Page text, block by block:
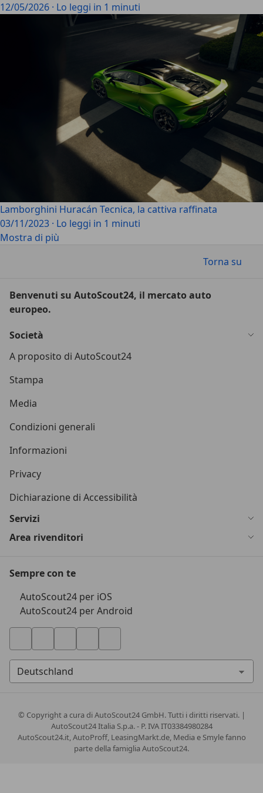
12/05/2026 · Lo leggi in 1 minuti
Lamborghini Huracán Tecnica, la cattiva raffinata
03/11/2023 · Lo leggi in 1 minuti
Mostra di più
Torna su
Benvenuti su AutoScout24, il mercato auto
europeo.
Società
A proposito di AutoScout24
Stampa
Media
Condizioni generali
Informazioni
Privacy
Dichiarazione di Accessibilità
Servizi
Area rivenditori
Sempre con te
AutoScout24 per iOS
AutoScout24 per Android
© Copyrighta cura di AutoScout24 GmbH. Tutti i diritti riservati. |
AutoScout24 Italia S.p.a. - P. IVA IT03384980284
AutoScout24.it, AutoProff, LeasingMarkt.de, Media e Smyle fanno
parte della famiglia AutoScout24.